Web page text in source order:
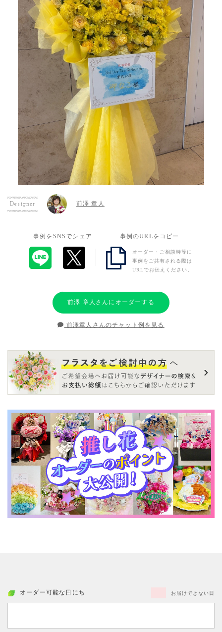
Designer 前澤 章人
事例をSNSでシェア 事例のURLをコピー
オーダー・ご相談時等に
事例をご共有される際は
URLでお伝えください。
前澤 章人さんにオーダーする
前澤章人さんのチャット例を見る
オーダー可能な日にち お届けできない日